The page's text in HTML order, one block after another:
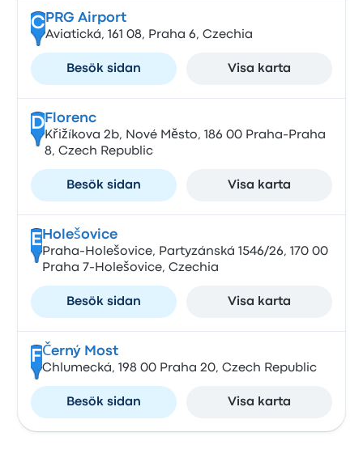
CPRG Airport
Aviatická, 161 08, Praha 6, Czechia
Besök sidan Visa karta
DFlorenc
Křižíkova 2b, Nové Město, 186 00 Praha-Praha
8, Czech Republic
Besök sidan Visa karta
E Holešovice
Praha-Holešovice, Partyzánská 1546/26, 170 00
Praha 7-Holešovice, Czechia
Besök sidan Visa karta
F Černý Most
Chlumecká, 198 00 Praha 20, Czech Republic
Besök sidan Visa karta